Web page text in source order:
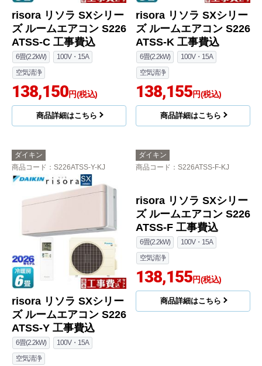
risora リソラ SXシリー
ズ ルームエアコン S226
ATSS-C 工事費込
6畳(2.2kW)
100V・15A
空気清浄
138,150円(税込)
商品詳細はこちら
risora リソラ SXシリー
ズ ルームエアコン S226
ATSS-K 工事費込
6畳(2.2kW)
100V・15A
空気清浄
138,155円(税込)
商品詳細はこちら
ダイキン
商品コード ：S226ATSS-Y-KJ
risora リソラ SXシリー
ズ ルームエアコン S226
ATSS-Y 工事費込
6畳(2.2kW)
100V・15A
空気清浄
ダイキン
商品コード ：S226ATSS-F-KJ
risora リソラ SXシリー
ズ ルームエアコン S226